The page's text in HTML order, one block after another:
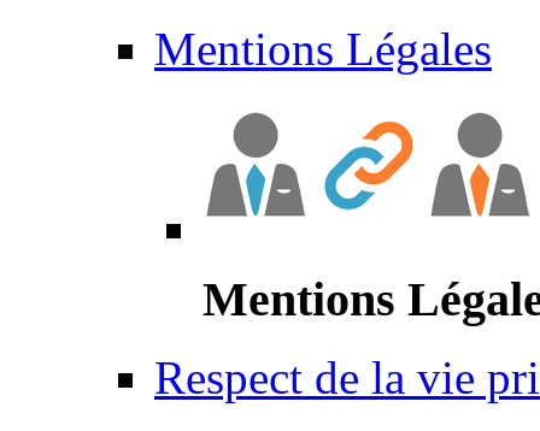
Mentions Légales
Mentions
Respect de la vie